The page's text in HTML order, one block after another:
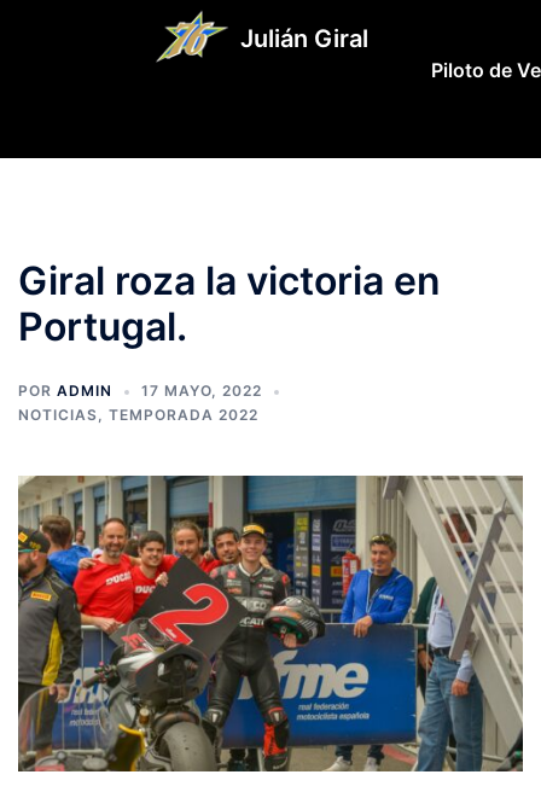
Julián Giral
Piloto de
Giral roza la victoria en
Portugal.
POR ADMIN
17 MAYO, 2022
NOTICIAS, TEMPORADA 2022